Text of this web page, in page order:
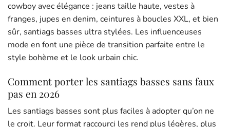
cowboy avec élégance : jeans taille haute, vestes à
franges, jupes en denim, ceintures à boucles XXL, et bien
sûr, santiags basses ultra stylées. Les influenceuses
mode en font une pièce de transition parfaite entre le
style bohème et le look urbain chic.
Comment porter les santiags basses sans faux
pas en 2026
Les santiags basses sont plus faciles à adopter qu’on ne
le croit. Leur format raccourci les rend plus légères, plus